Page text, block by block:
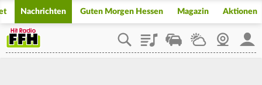
Nachrichten Guten Morgen Hessen Magazin Aktionen
PlaylistStaupilotWetterWebcam